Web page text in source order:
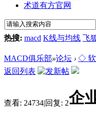
术道有方官网
热搜: macd K线与均线 飞
MACD俱乐部»论坛 › ◇
返回列表
查看: 24734|回复: 2企